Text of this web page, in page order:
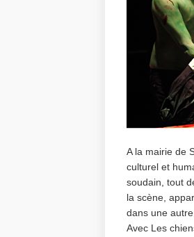
A la mairie de
culturel et
soudain, tout
la scène,
dans une
Avec Les